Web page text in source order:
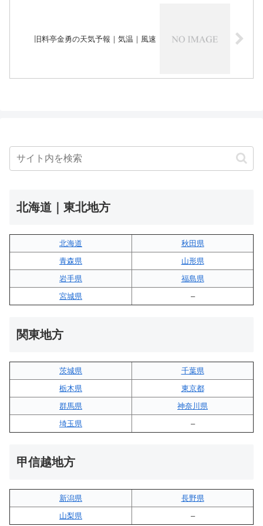
旧料亭金勇の天気予報｜気温｜風速
北海道｜東北地方
北海道
秋田県
青森県
山形県
岩手県
福島県
宮城県
–
関東地方
茨城県
千葉県
栃木県
東京都
群馬県
神奈川県
埼玉県
–
甲信越地方
新潟県
長野県
山梨県
–